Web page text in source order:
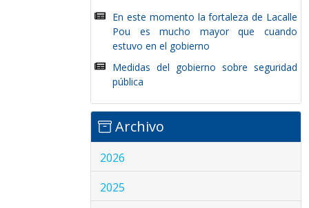
En este momento la fortaleza de Lacalle
Pou es mucho mayor que cuando
estuvo en el gobierno
Medidas del gobierno sobre seguridad
pública
Archivo
2026
2025